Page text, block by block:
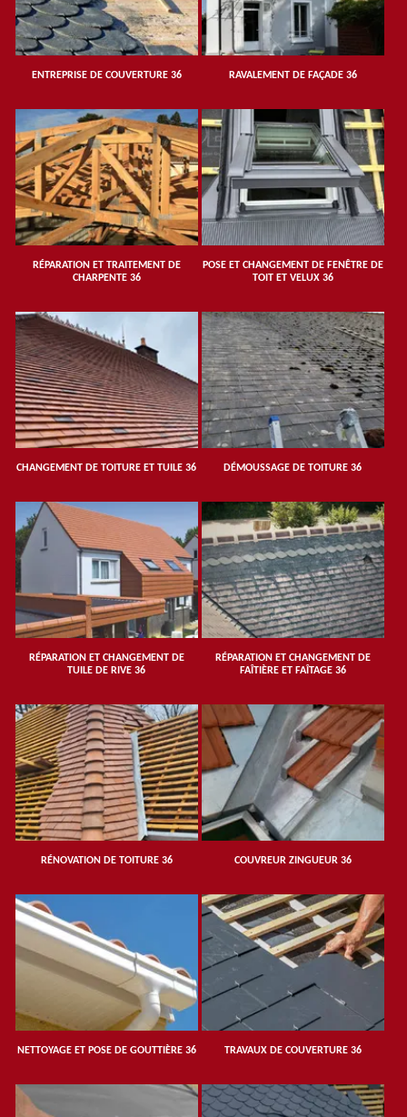
ENTREPRISE DE COUVERTURE 36 RAVALEMENT DE FAÇADE 36
RÉPARATION ET TRAITEMENT DE
CHARPENTE 36
POSE ET CHANGEMENT DE FENÊTRE DE
TOIT ET VELUX 36
CHANGEMENT DE TOITURE ET TUILE 36 DÉMOUSSAGE DE TOITURE 36
RÉPARATION ET CHANGEMENT DE
TUILE DE RIVE 36
RÉPARATION ET CHANGEMENT DE
FAÎTIÈRE ET FAÎTAGE 36
RÉNOVATION DE TOITURE 36 COUVREUR ZINGUEUR 36
NETTOYAGE ET POSE DE GOUTTIÈRE 36 TRAVAUX DE COUVERTURE 36